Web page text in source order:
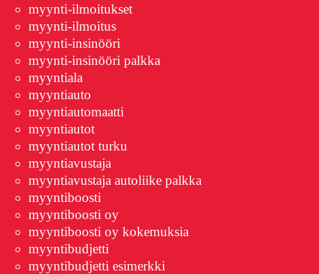
myynti-ilmoitukset
myynti-ilmoitus
myynti-insinööri
myynti-insinööri palkka
myyntiala
myyntiauto
myyntiautomaatti
myyntiautot
myyntiautot turku
myyntiavustaja
myyntiavustaja autoliike palkka
myyntiboosti
myyntiboosti oy
myyntiboosti oy kokemuksia
myyntibudjetti
myyntibudjetti esimerkki